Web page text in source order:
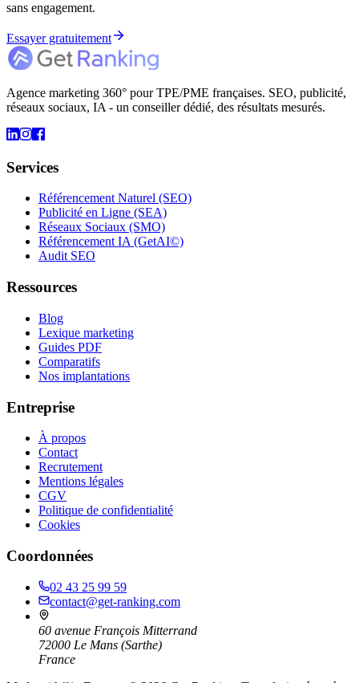
sans engagement.
Essayer gratuitement
Agence marketing 360° pour TPE/PME françaises. SEO, publicité,
réseaux sociaux, IA - un conseiller dédié, des résultats mesurés.
Services
Référencement Naturel (SEO)
Publicité en Ligne (SEA)
Réseaux Sociaux (SMO)
Référencement IA (GetAI©)
Audit SEO
Ressources
Blog
Lexique marketing
Guides PDF
Comparatifs
Nos implantations
Entreprise
À propos
Contact
Recrutement
Mentions légales
CGV
Politique de confidentialité
Cookies
Coordonnées
02 43 25 99 59
contact@get-ranking.com
60 avenue François Mitterrand
72000 Le Mans (Sarthe)
France